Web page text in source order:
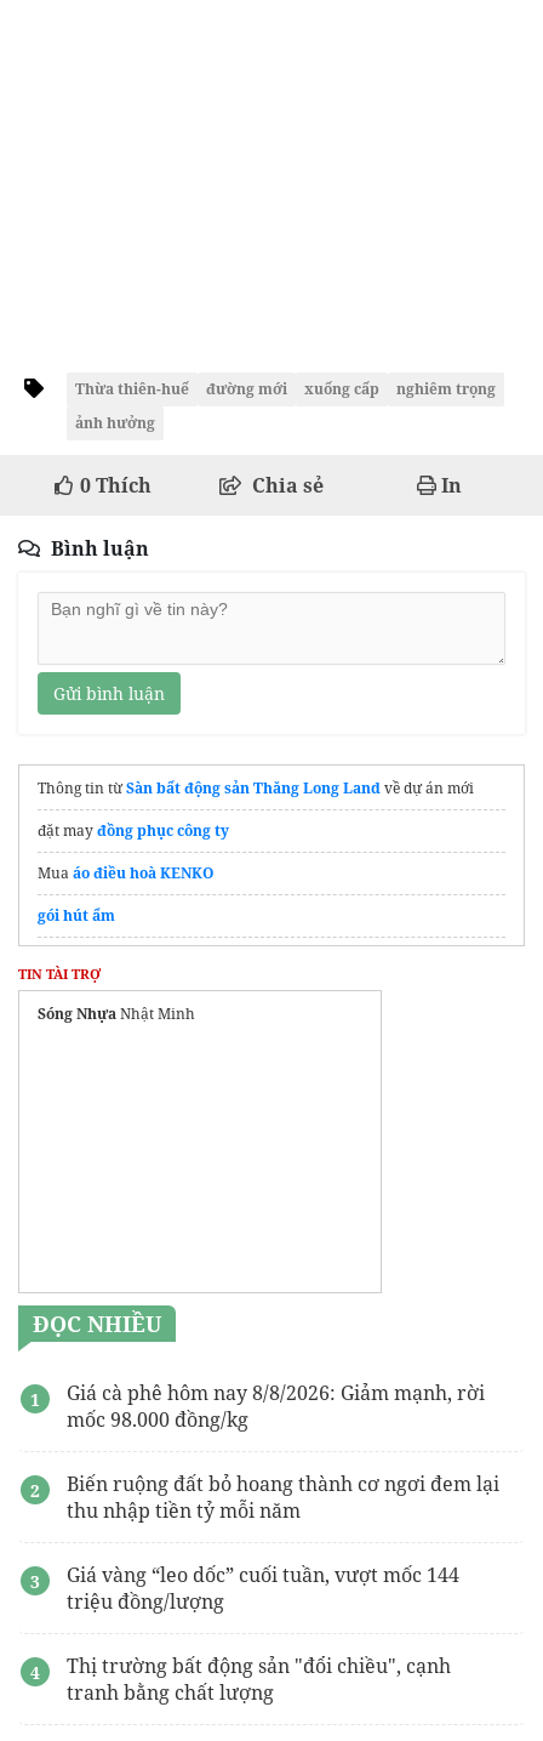
Thừa thiên-huế đường mới xuống cấp
nghiêm trọng
ảnh hưởng
0Thích Chia sẻ In
Bình luận
Gửi bình luận
Thông tin từSàn bất động sản Thăng Long Landvề dự án mới
đặt mayđồng phục công ty
Muaáo điều hoà KENKO
gói hút ẩm
TIN TÀI TRỢ
Sóng NhựaNhật Minh
ĐỌC NHIỀU
Giá cà phê hôm nay 8/8/2026: Giảm mạnh, rời
mốc 98.000 đồng/kg
Biến ruộng đất bỏ hoang thành cơ ngơi đem lại
thu nhập tiền tỷ mỗi năm
Giá vàng “leo dốc” cuối tuần, vượt mốc 144
triệu đồng/lượng
Thị trường bất động sản "đổi chiều", cạnh
tranh bằng chất lượng